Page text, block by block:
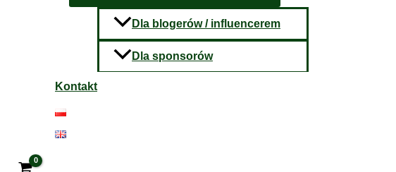
Dla blogerów / influencerem
Dla sponsorów
Kontakt